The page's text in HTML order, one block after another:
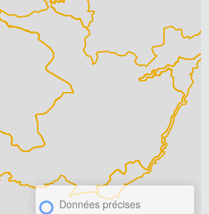
Données précises